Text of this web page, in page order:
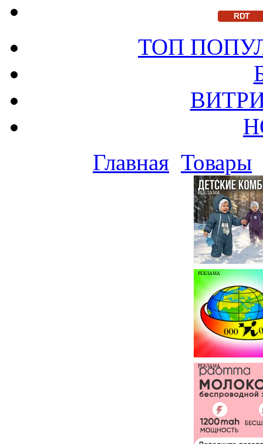
RDT
ТОП
Главная Товары
РЕКЛАМА
РЕКЛАМА
РЕКЛАМА